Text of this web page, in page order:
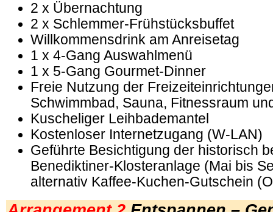
2 x Übernachtung
2 x Schlemmer-Frühstücksbuffet
Willkommensdrink am Anreisetag
1 x 4-Gang Auswahlmenü
1 x 5-Gang Gourmet-Dinner
Freie Nutzung der
Schwimmbad, Sauna, Fitnessraum
Kuscheliger Leihbademantel
Kostenloser Internetzugang (W-LAN)
Geführte Besichtigung der historisch
Benediktiner-Klosteranlage (Mai bis
alternativ Kaffee-Kuchen-Gutschein